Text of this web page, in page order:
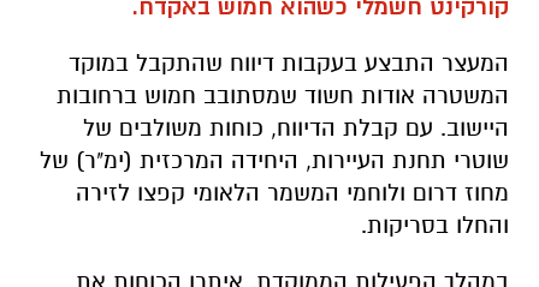
קורקינט חשמלי כשהוא חמוש באקדח.
המעצר התבצע בעקבות דיווח שהתקבל במוקד
המשטרה אודות חשוד שמסתובב חמוש ברחובות
היישוב. עם קבלת הדיווח, כוחות משולבים של
שוטרי תחנת העיירות, היחידה המרכזית (ימ"ר) של
מחוז דרום ולוחמי המשמר הלאומי קפצו לזירה
והחלו בסריקות.
במהלך הפעילות הממוקדת, איתרו הכוחות את